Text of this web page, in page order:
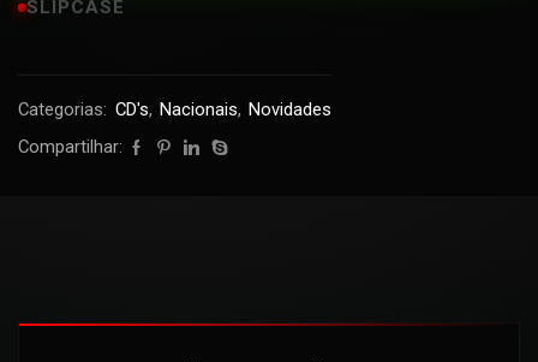
SLIPCASE
Categorias: CD's, Nacionais, Novidades
Compartilhar: